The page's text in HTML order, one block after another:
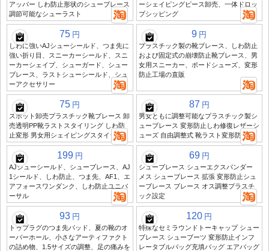
アッパー しわ防止形状のシューブレース
調節可能なシューラスト
ーシェイピングピース卸売、一体ドロッ
プシッピング
75 円
しわに強いAJシューシールド、つま先に
強い折り目、スニーカーシールド、スニ
ーカーシェイプ、シューガード、シュー
ブレース、ラストシューシールド、シュ
ーアクセサリー
9 円
プラスチック製の靴ブレース、しわ防止
および固定式の崩壊防止靴ブレース、男
女用スニーカー、ボードシューズ、変形
防止工場の直販
75 円
スポット卸売プラスチック靴ブレース 卸
売透明PP靴ラストスタイリング しわ防
止変形 男女用シェイピングスタイラー
87 円
男女ともに調整可能なプラスチック製シ
ューブレース 変形防止しわ修復レザーシ
ューズ 自由調整式 靴ラスト変形防止
199 円
AJシューシールド、シューブレース、AJ
1シールド、しわ防止、つま先、AF1、エ
アフォースワンダンク、しわ防止ユニバ
ーサル
69 円
シューブレース シューエクスパンダー
メス シューブレース 拡張 変形防止シュ
ーブレース ブレース オス調整プラスチ
ック設定
93 円
トゥプラグのつま先パッド、夏の靴のオ
ーバーホール、小さなアーティファクト
の詰め物、1.5サイズの調整、足の痛みを
120 円
特殊なセミラウンドトーキャップ シュー
ブレース シューブーツ 変形防止インフ
レータブルバッグ充填バッグ エアバッグ